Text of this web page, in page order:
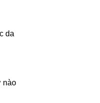
da
nào